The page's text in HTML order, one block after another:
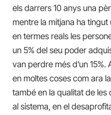
els darrers 10 anys una
mentre la mitjana ha tingut
en termes reals les
un 5% del seu poder
van perdre més d’un
en moltes coses com ara
també en la qualitat de
al sistema, en el